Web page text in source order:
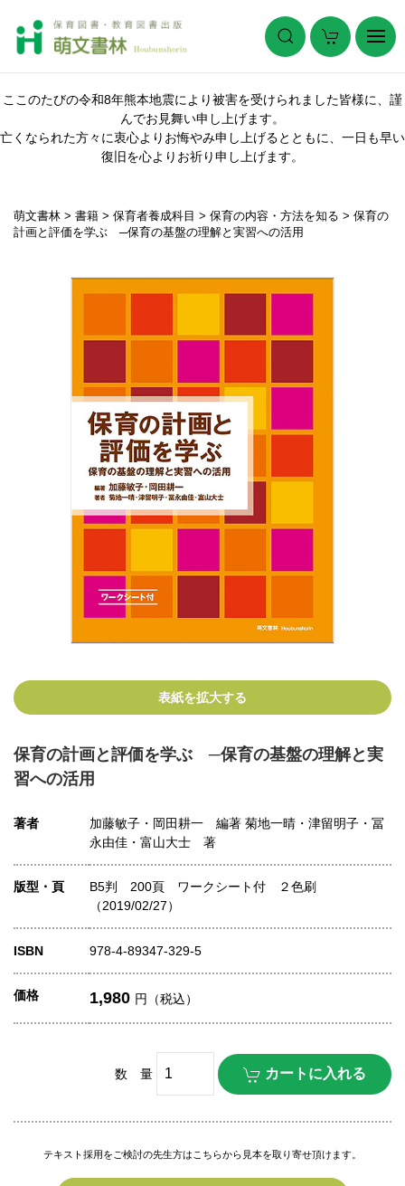
ここのたびの令和8年熊本地震により被害を受けられました皆様に、謹
んでお見舞い申し上げます。
亡くなられた方々に衷心よりお悔やみ申し上げるとともに、一日も早い
復旧を心よりお祈り申し上げます。
萌文書林 > 書籍 > 保育者養成科目 > 保育の内容・方法を知る > 保育の
計画と評価を学ぶ ─保育の基盤の理解と実習への活用
表紙を拡大する
保育の計画と評価を学ぶ ─保育の基盤の理解と実
習への活用
著者
加藤敏子・岡田耕一 編著 菊地一晴・津留明子・冨
永由佳・富山大士 著
版型・頁
B5判 200頁 ワークシート付 ２色刷
（2019/02/27）
ISBN 978-4-89347-329-5
価格 1,980 円（税込）
数 量
テキスト採用をご検討の先生方はこちらから見本を取り寄せ頂けます。